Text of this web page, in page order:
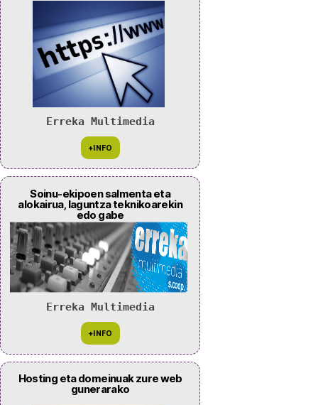
Erreka Multimedia
Soinu-ekipoen salmenta eta
alokairua, laguntza teknikoarekin
edo gabe
Erreka Multimedia
Hosting eta domeinuak zure web
gunerarako